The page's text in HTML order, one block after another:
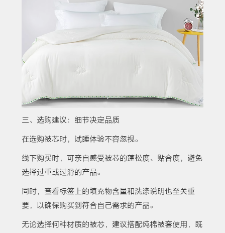
三、选购建议：细节决定品质
在选购被芯时，试睡体验不容忽视。
线下购买时，可亲自感受被芯的蓬松度、贴合度，避免
选择过重或过滑的产品。
同时，查看标签上的填充物含量和洗涤说明也至关重
要，以确保购买到符合自己需求的产品。
无论选择何种材质的被芯，建议搭配纯棉被套使用，既